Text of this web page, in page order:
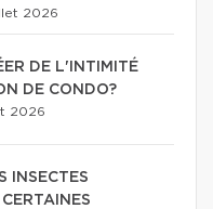
2026
DE L'INTIMITÉ
DE CONDO?
2026
INSECTES